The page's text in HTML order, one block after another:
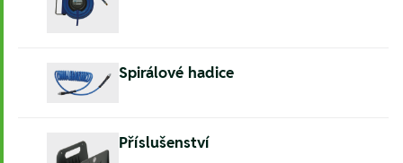
Spirálové hadice
Příslušenství